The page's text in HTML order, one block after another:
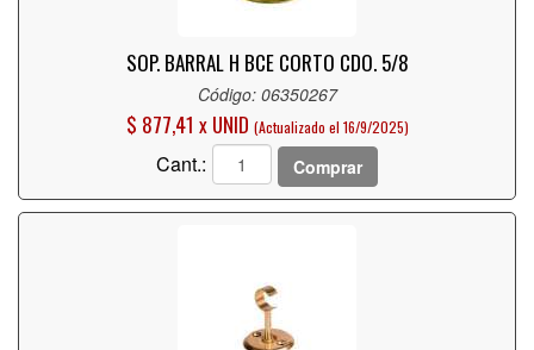
SOP. BARRAL H BCE CORTO CDO. 5/8
Código: 06350267
$ 877,41 x UNID (Actualizado el 16/9/2025)
Cant.: Comprar